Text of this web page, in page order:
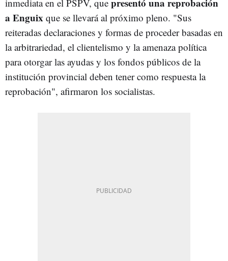
inmediata en el PSPV, que presentó una reprobación
a Enguix que se llevará al próximo pleno. "Sus
reiteradas declaraciones y formas de proceder basadas en
la arbitrariedad, el clientelismo y la amenaza política
para otorgar las ayudas y los fondos públicos de la
institución provincial deben tener como respuesta la
reprobación", afirmaron los socialistas.